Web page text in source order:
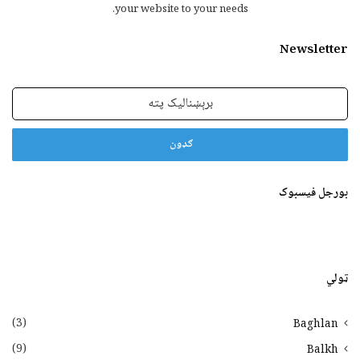
your website to your needs.
Newsletter
برېښنالیک
بورجل فیسبوک
ټولي
Baghlan
(3)
Balkh
(9)